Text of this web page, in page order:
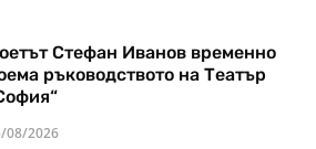
Стефан Иванов временно
ръководството на Театър
08/2026